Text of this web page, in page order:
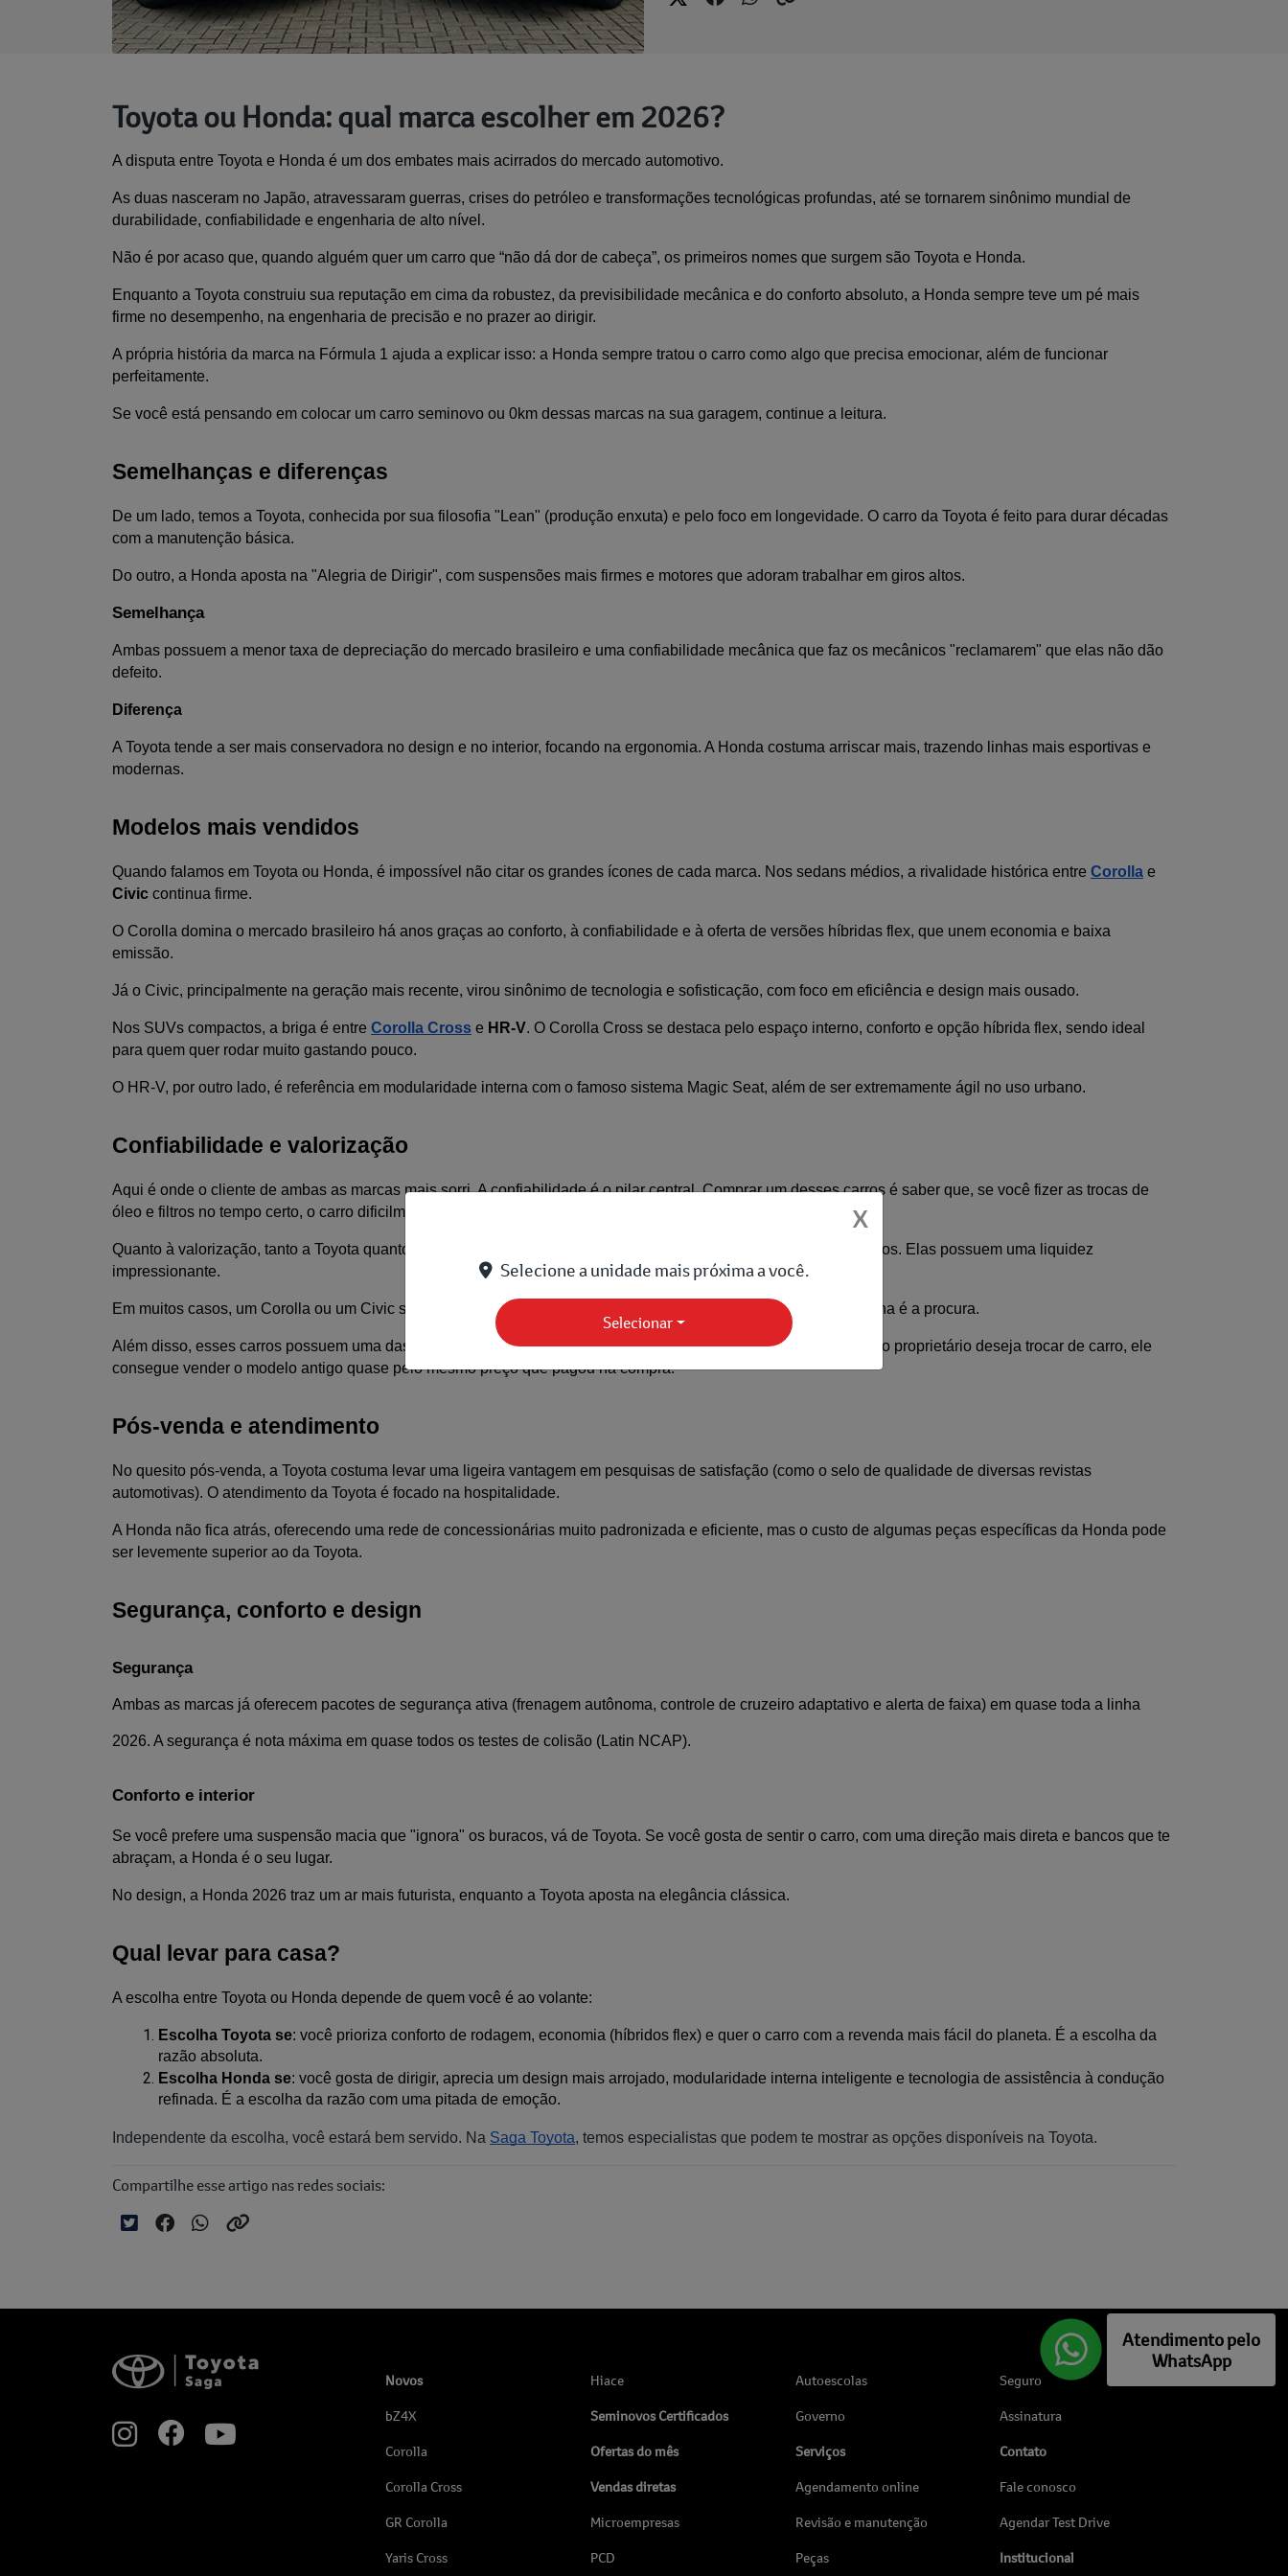
Toyota ou Honda: qual marca escolher em 2026?
A disputa entre Toyota e Honda é um dos embates mais acirrados do mercado automotivo.
As duas nasceram no Japão, atravessaram guerras, crises do petróleo e transformações tecnológicas profundas, até se tornarem sinônimo mundial de
durabilidade, confiabilidade e engenharia de alto nível.
Não é por acaso que, quando alguém quer um carro que “não dá dor de cabeça”, os primeiros nomes que surgem são Toyota e Honda.
Enquanto a Toyota construiu sua reputação em cima da robustez, da previsibilidade mecânica e do conforto absoluto, a Honda sempre teve um pé mais
firme no desempenho, na engenharia de precisão e no prazer ao dirigir.
A própria história da marca na Fórmula 1 ajuda a explicar isso: a Honda sempre tratou o carro como algo que precisa emocionar, além de funcionar
perfeitamente.
Se você está pensando em colocar um carro seminovo ou 0km dessas marcas na sua garagem, continue a leitura.
Semelhanças e diferenças
De um lado, temos a Toyota, conhecida por sua filosofia "Lean" (produção enxuta) e pelo foco em longevidade. O carro da Toyota é feito para durar décadas
com a manutenção básica.
Do outro, a Honda aposta na "Alegria de Dirigir", com suspensões mais firmes e motores que adoram trabalhar em giros altos.
Semelhança
Ambas possuem a menor taxa de depreciação do mercado brasileiro e uma confiabilidade mecânica que faz os mecânicos "reclamarem" que elas não dão
defeito.
Diferença
A Toyota tende a ser mais conservadora no design e no interior, focando na ergonomia. A Honda costuma arriscar mais, trazendo linhas mais esportivas e
modernas.
Modelos mais vendidos
Quando falamos em Toyota ou Honda, é impossível não citar os grandes ícones de cada marca. Nos sedans médios, a rivalidade histórica entre Corolla
Civic continua firme.
O Corolla domina o mercado brasileiro há anos graças ao conforto, à confiabilidade e à oferta de versões híbridas flex, que unem economia e baixa
emissão.
Já o Civic, principalmente na geração mais recente, virou sinônimo de tecnologia e sofisticação, com foco em eficiência e design mais ousado.
Nos SUVs compactos, a briga é entre Corolla Cross e HR-V. O Corolla Cross se destaca pelo espaço interno, conforto e opção híbrida flex, sendo ideal
para quem quer rodar muito gastando pouco.
O HR-V, por outro lado, é referência em modularidade interna com o famoso sistema Magic Seat, além de ser extremamente ágil no uso urbano.
Confiabilidade e valorização
Aqui é onde o cliente de ambas as marcas mais sorri. A confiabilidade é o pilar central. Comprar um desses carros é saber que, se você fizer as trocas de
óleo e filtros no tempo certo, o carro dificilmente te deixará na mão.
Quanto à valorização, tanto a Toyota quanto a Gonda são consideradas "cheque em branco" no mercado de usados. Elas possuem uma liquidez
impressionante.
Em muitos casos, um Corolla ou um Civic seminovo é vendido em poucos dias pelo preço da tabela FIPE, tamanha é a procura.
Além disso, esses carros possuem uma das melhores retenções de valor do mercado brasileiro. Ou seja, quando o proprietário deseja trocar de carro, ele
consegue vender o modelo antigo quase pelo mesmo preço que pagou na compra.
Pós-venda e atendimento
No quesito pós-venda, a Toyota costuma levar uma ligeira vantagem em pesquisas de satisfação (como o selo de qualidade de diversas revistas
automotivas). O atendimento da Toyota é focado na hospitalidade.
A Honda não fica atrás, oferecendo uma rede de concessionárias muito padronizada e eficiente, mas o custo de algumas peças específicas da Honda pode
ser levemente superior ao da Toyota.
Segurança, conforto e design
Segurança
Ambas as marcas já oferecem pacotes de segurança ativa (frenagem autônoma, controle de cruzeiro adaptativo e alerta de faixa) em quase toda a linha
2026. A segurança é nota máxima em quase todos os testes de colisão (Latin NCAP).
Conforto e interior
Se você prefere uma suspensão macia que "ignora" os buracos, vá de Toyota. Se você gosta de sentir o carro, com uma direção mais direta e bancos que te
abraçam, a Honda é o seu lugar.
No design, a Honda 2026 traz um ar mais futurista, enquanto a Toyota aposta na elegância clássica.
Qual levar para casa?
A escolha entre Toyota ou Honda depende de quem você é ao volante:
Escolha Toyota se: você prioriza conforto de rodagem, economia (híbridos flex) e quer o carro com a revenda mais fácil do planeta. É a escolha da
razão absoluta.
Escolha Honda se: você gosta de dirigir, aprecia um design mais arrojado, modularidade interna inteligente e tecnologia de assistência à condução
refinada. É a escolha da razão com uma pitada de emoção.
Independente da escolha, você estará bem servido. Na Saga Toyota, temos especialistas que podem te mostrar as opções disponíveis na Toyota.
Compartilhe esse artigo nas redes sociais:
Novos
bZ4X
Corolla
Corolla Cross
GR Corolla
Yaris Cross
Hiace
Seminovos Certificados
Ofertas do mês
Vendas diretas
Microempresas
PCD
Autoescolas
Governo
Serviços
Agendamento online
Revisão e manutenção
Peças
Seguro
Assinatura
Contato
Fale conosco
Agendar Test Drive
Institucional
Atendimento pelo
WhatsApp
X
Selecione a unidade mais próxima a você.
Selecionar